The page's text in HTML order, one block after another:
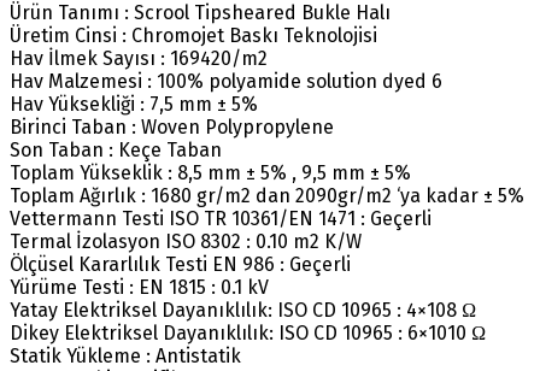
Ürün Tanımı : Scrool Tipsheared Bukle Halı
Üretim Cinsi : Chromojet Baskı Teknolojisi
Hav İlmek Sayısı : 169420/m2
Hav Malzemesi : 100% polyamide solution dyed 6
Hav Yüksekliği : 7,5 mm ± 5%
Birinci Taban : Woven Polypropylene
Son Taban : Keçe Taban
Toplam Yükseklik : 8,5 mm ± 5% , 9,5 mm ± 5%
Toplam Ağırlık : 1680 gr/m2 dan 2090gr/m2 ‘ya kadar ± 5%
Vettermann Testi ISO TR 10361/EN 1471 : Geçerli
Termal İzolasyon ISO 8302 : 0.10 m2 K/W
Ölçüsel Kararlılık Testi EN 986 : Geçerli
Yürüme Testi : EN 1815 : 0.1 kV
Yatay Elektriksel Dayanıklılık: ISO CD 10965 : 4×108 Ω
Dikey Elektriksel Dayanıklılık: ISO CD 10965 : 6×1010 Ω
Statik Yükleme : Antistatik